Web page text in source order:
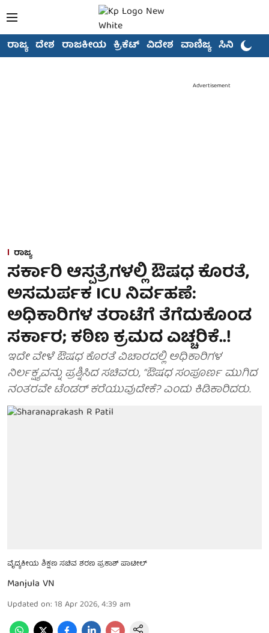
ರಾಜ್ಯ ದೇಶ ರಾಜಕೀಯ ಕ್ರಿಕೆಟ್ ವಿದೇಶ ವಾಣಿಜ್ಯ ಸಿನಿಮಾ
Advertisement
ರಾಜ್ಯ
ಸರ್ಕಾರಿ ಆಸ್ಪತ್ರೆಗಳಲ್ಲಿ ಔಷಧ ಕೊರತೆ,
ಅಸಮರ್ಪಕ ICU ನಿರ್ವಹಣೆ:
ಅಧಿಕಾರಿಗಳ ತರಾಟೆಗೆ ತೆಗೆದುಕೊಂಡ
ಸರ್ಕಾರ; ಕಠಿಣ ಕ್ರಮದ ಎಚ್ಚರಿಕೆ..!
ಇದೇ ವೇಳೆ ಔಷಧ ಕೊರತೆ ವಿಚಾರದಲ್ಲಿ ಅಧಿಕಾರಿಗಳ
ನಿರ್ಲಕ್ಷ್ಯವನ್ನು ಪ್ರಶ್ನಿಸಿದ ಸಚಿವರು, “ಔಷಧ ಸಂಪೂರ್ಣ ಮುಗಿದ
ನಂತರವೇ ಟೆಂಡರ್ ಕರೆಯುವುದೇಕೆ? ಎಂದು ಕಿಡಿಕಾರಿದರು.
ವೈದ್ಯಕೀಯ ಶಿಕ್ಷಣ ಸಚಿವ ಶರಣ ಪ್ರಕಾಶ್ ಪಾಟೀಲ್
Manjula VN
Updated on: 18 Apr 2026, 4:39 am